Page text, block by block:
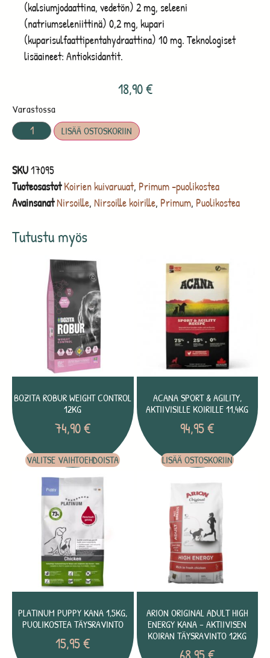
Tutustu myös
BOZITA ROBUR WEIGHT CONTROL
12KG
74,90€
VALITSE VAIHTOEHDOISTA
ACANA SPORT & AGILITY,
AKTIIVISILLE KOIRILLE 11,4KG
94,95€
LISÄÄ OSTOSKORIIN
PLATINUM PUPPY KANA 1,5KG,
PUOLIKOSTEA TÄYSRAVINTO
15,95€
ARION ORIGINAL ADULT HIGH
ENERGY KANA – AKTIIVISEN
KOIRAN TÄYSRAVINTO 12KG
(kalsiumjodaattina, vedetön) 2 mg, seleeni
(natriumseleniittinä) 0,2 mg, kupari
(kuparisulfaattipentahydraattina) 10 mg. Teknologiset
lisäaineet: Antioksidantit.
18,90€
Varastossa
LISÄÄ OSTOSKORIIN
SKU17095
Tuoteosastot Koirien kuivaruuat, Primum -puolikostea
AvainsanatNirsoille, Nirsoille koirille, Primum, Puolikostea